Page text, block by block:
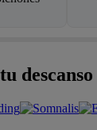
descanso